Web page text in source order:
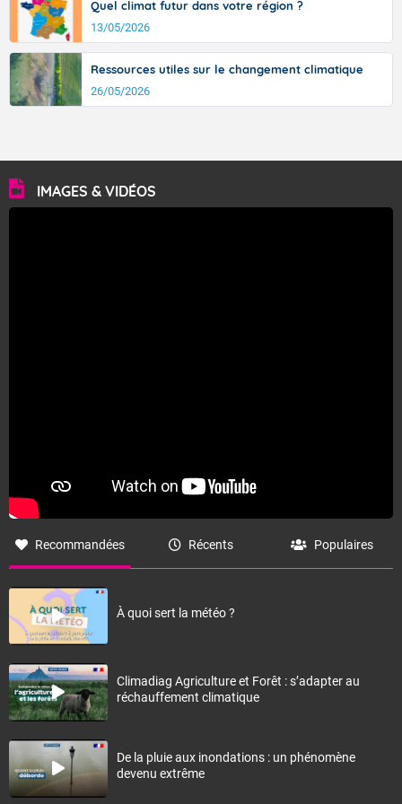
Quel climat futur dans votre région ?
13/05/2026
Ressources utiles sur le changement climatique
26/05/2026
IMAGES & VIDÉOS
Recommandées Récents Populaires
À quoi sert la météo ?
Climadiag Agriculture et Forêt : s’adapter au
réchauffement climatique
De la pluie aux inondations : un phénomène
devenu extrême